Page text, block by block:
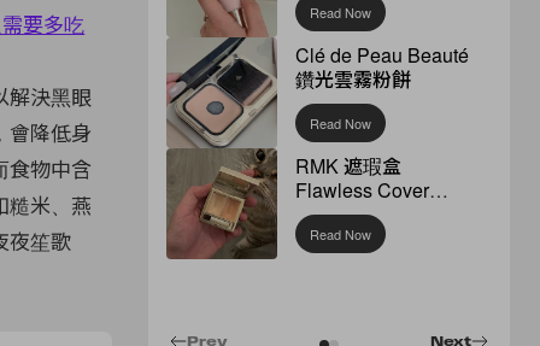
解決黑眼
會降低身
食物中含
糙米、燕
夜笙歌
Read Now
Clé de Peau Beauté
鑽光雲霧粉餅
Read Now
RMK 遮瑕盒
Flawless Cover
Concealer
Read Now
Next
Prev